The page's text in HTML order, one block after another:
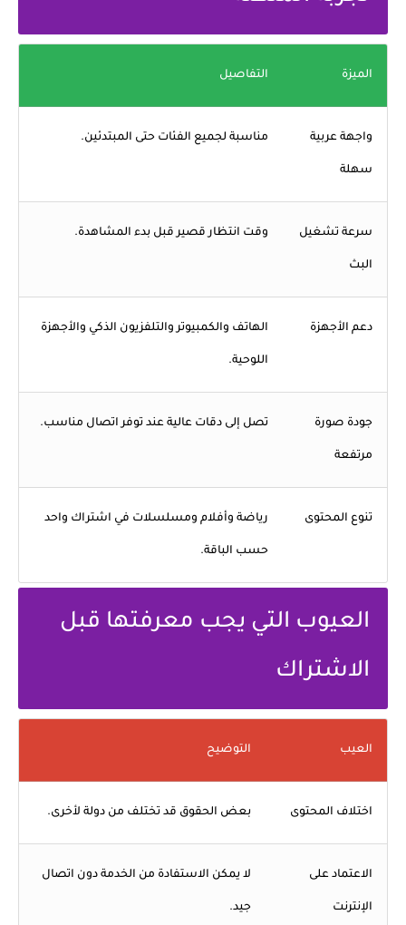
الميزة التفاصيل
واجهة عربية
سهلة
مناسبة لجميع الفئات حتى المبتدئين.
سرعة تشغيل
البث
وقت انتظار قصير قبل بدء المشاهدة.
دعم الأجهزة الهاتف والكمبيوتر والتلفزيون الذكي والأجهزة
اللوحية.
جودة صورة
مرتفعة
تصل إلى دقات عالية عند توفر اتصال مناسب.
تنوع المحتوى رياضة وأفلام ومسلسلات في اشتراك واحد
حسب الباقة.
العيوب التي يجب معرفتها قبل
الاشتراك
العيب التوضيح
اختلاف المحتوى بعض الحقوق قد تختلف من دولة لأخرى.
الاعتماد على
الإنترنت
لا يمكن الاستفادة من الخدمة دون اتصال
جيد.